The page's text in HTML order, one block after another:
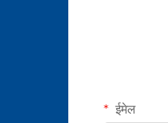
ईमेल